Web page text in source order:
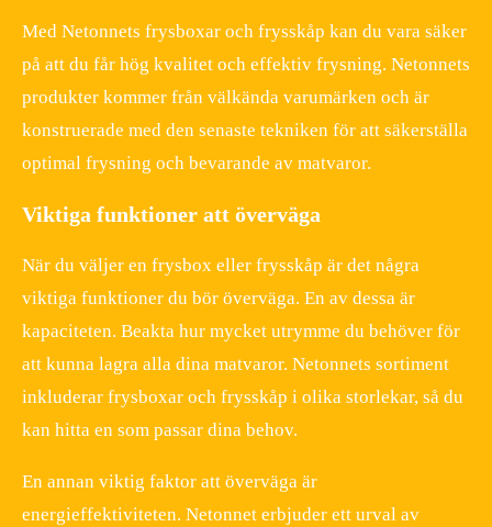
Med Netonnets frysboxar och frysskåp kan du vara säker
på att du får hög kvalitet och effektiv frysning. Netonnets
produkter kommer från välkända varumärken och är
konstruerade med den senaste tekniken för att säkerställa
optimal frysning och bevarande av matvaror.
Viktiga funktioner att överväga
När du väljer en frysbox eller frysskåp är det några
viktiga funktioner du bör överväga. En av dessa är
kapaciteten. Beakta hur mycket utrymme du behöver för
att kunna lagra alla dina matvaror. Netonnets sortiment
inkluderar frysboxar och frysskåp i olika storlekar, så du
kan hitta en som passar dina behov.
En annan viktig faktor att överväga är
energieffektiviteten. Netonnet erbjuder ett urval av